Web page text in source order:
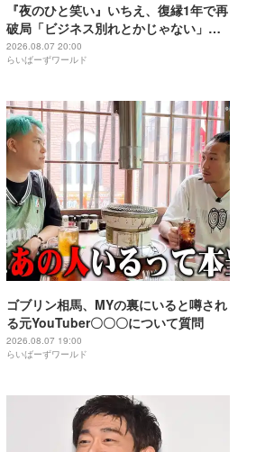
『夜のひと笑い』いちえ、復縁1年で再
破局「ビジネス別れとかじゃない」と
涙
2026.08.07 20:00
らいばーずワールド
ゴブリン相馬、MYの裏にいると噂され
る元YouTuber〇〇〇について質問
2026.08.07 19:00
らいばーずワールド